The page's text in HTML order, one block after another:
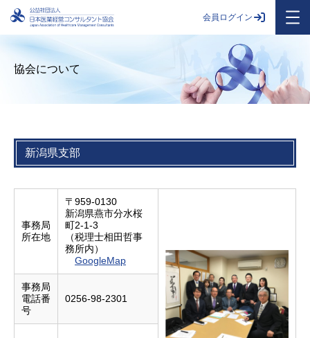
会員ログイン
協会について
新潟県支部
事務局
所在地
〒959-0130
新潟県燕市分水桜
町2-1-3
（税理士相田哲事
務所内）
GoogleMap
事務局
電話番
号
0256-98-2301